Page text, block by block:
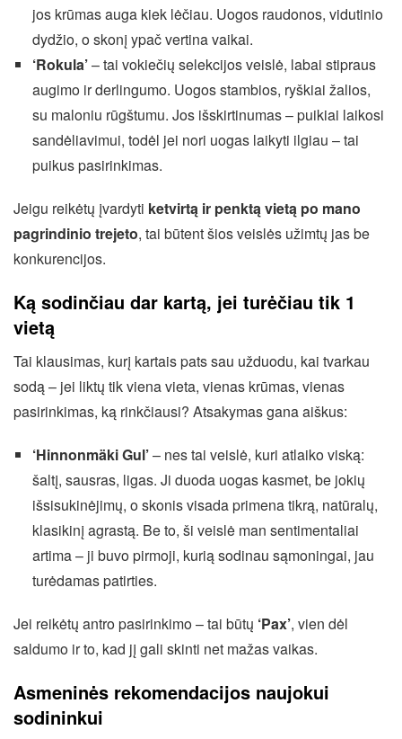
jos krūmas auga kiek lėčiau. Uogos raudonos, vidutinio
dydžio, o skonį ypač vertina vaikai.
‘Rokula’– tai vokiečių selekcijos veislė, labai stipraus
augimo ir derlingumo. Uogos stambios, ryškiai žalios,
su maloniu rūgštumu. Jos išskirtinumas – puikiai laikosi
sandėliavimui, todėl jei nori uogas laikyti ilgiau – tai
puikus pasirinkimas.
Jeigu reikėtų įvardyti ketvirtą ir penktą vietą po mano
pagrindinio trejeto, tai būtent šios veislės užimtų jas be
konkurencijos.
Ką sodinčiau dar kartą, jei turėčiau tik 1
vietą
Tai klausimas, kurį kartais pats sau užduodu, kai tvarkau
sodą – jei liktų tik viena vieta, vienas krūmas, vienas
pasirinkimas, ką rinkčiausi? Atsakymas gana aiškus:
‘Hinnonmäki Gul’– nes tai veislė, kuri atlaiko viską:
šaltį, sausras, ligas. Ji duoda uogas kasmet, be jokių
išsisukinėjimų, o skonis visada primena tikrą, natūralų,
klasikinį agrastą. Be to, ši veislė man sentimentaliai
artima – ji buvo pirmoji, kurią sodinau sąmoningai, jau
turėdamas patirties.
Jei reikėtų antro pasirinkimo – tai būtų ‘Pax’, vien dėl
saldumo ir to, kad jį gali skinti net mažas vaikas.
Asmeninės rekomendacijos naujokui
sodininkui